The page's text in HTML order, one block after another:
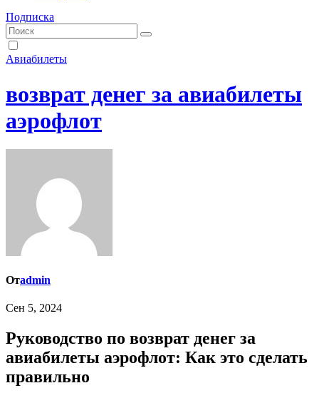
Подписка
Авиабилеты
возврат денег за авиабилеты
аэрофлот
Отadmin
Сен 5, 2024
Руководство по возврат денег за
авиабилеты аэрофлот: Как это сделать
правильно